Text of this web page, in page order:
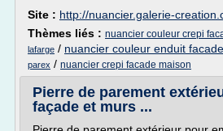
Site : http://nuancier.galerie-
Thèmes liés : nuancier couleur crepi
lafarge / nuancier couleur enduit facade
parex / nuancier crepi facade maison
Pierre de parement
façade et murs ...